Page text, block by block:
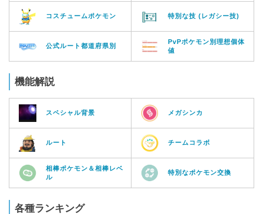
コスチュームポケモン 特別な技 (レガシー技)
公式ルート都道府県別
PvPポケモン別理想個体
値
機能解説
スペシャル背景 メガシンカ
ルート チームコラボ
相棒ポケモン＆相棒レベ
ル
特別なポケモン交換
各種ランキング